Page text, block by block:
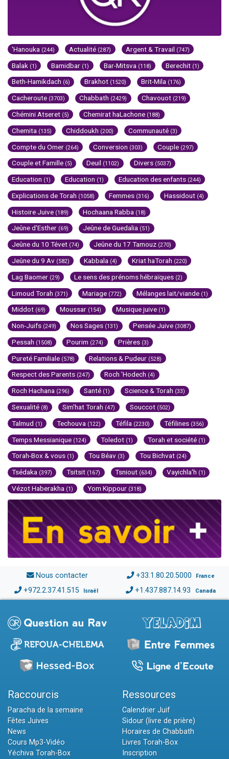
'Hanouka (244) Actualité (287) Argent & Travail (747)
Balak (1) Bamidbar (1) Bar-Mitsva (118) Berechit (1)
Beth-Hamikdach (6) Brakhot (1520) Brit-Mila (176)
Cacheroute (3703) Chabbath (2429) Chavouot (219)
Chémini Atseret (5) Chemirat haLachone (188)
Chemita (135) Chiddoukh (200) Communauté (3)
Compte du Omer (264) Conversion (303) Couple (297)
Couple et Famille (5) Deuil (1102) Divers (5037)
Education (1) Education (1) Education des enfants (244)
Explications de Torah (1058) Femmes (316) Hassidout (4)
Histoire Juive (189) Hochaana Rabba (18)
Jeûne d'Esther (69) Jeûne de Guedalia (51)
Jeûne du 10 Tévet (74) Jeûne du 17 Tamouz (270)
Jeûne du 9 Av (582) Kabbala (4) Kriat haTorah (220)
Lag Baomer (29) Le sens des prénoms hébraïques (2)
Limoud Torah (371) Mariage (772) Mélanges lait/viande (1)
Middot (69) Moussar (154) Musique juive (1)
Non-Juifs (249) Nos Sages (131) Pensée Juive (3087)
Pessah (1508) Pourim (274) Prières (3)
Pureté Familiale (578) Relations & Pudeur (528)
Respect des Parents (247) Roch 'Hodech (4)
Roch Hachana (296) Santé (1) Science & Torah (33)
Sexualité (8) Sim'hat Torah (47) Souccot (502)
Talmud (1) Techouva (122) Téfila (2230) Téfilines (356)
Temps Messianique (124) Toledot (1) Torah et société (1)
Torah-Box & vous (1) Tou Béav (3) Tou Bichvat (24)
Tsédaka (397) Tsitsit (167) Tsniout (634) Vayichla'h (1)
Vézot Haberakha (1) Yom Kippour (318)
Nous contacter +33.1.80.20.5000 France
+972.2.37.41.515 Israël +1.437.887.14.93 Canada
Raccourcis
Paracha de la semaine
Fêtes Juives
News
Cours Mp3-Vidéo
Yéchiva Torah-Box
Ressources
Calendrier Juif
Sidour (livre de prière)
Horaires de Chabbath
Livres Torah-Box
Inscription